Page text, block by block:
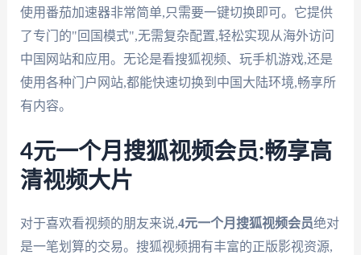
使用番茄加速器非常简单,只需要一键切换即可。它提供
了专门的"回国模式",无需复杂配置,轻松实现从海外访问
中国网站和应用。无论是看搜狐视频、玩手机游戏,还是
使用各种门户网站,都能快速切换到中国大陆环境,畅享所
有内容。
4元一个月搜狐视频会员:畅享高
清视频大片
对于喜欢看视频的朋友来说,4元一个月搜狐视频会员绝对
是一笔划算的交易。搜狐视频拥有丰富的正版影视资源,